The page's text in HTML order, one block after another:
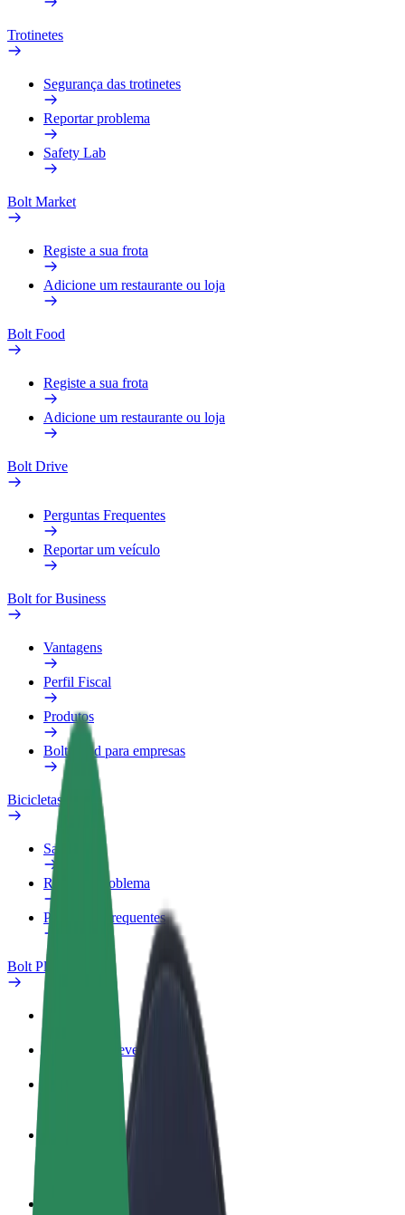
Trotinetes
Segurança das trotinetes
Reportar problema
Safety Lab
Bolt Market
Registe a sua frota
Adicione um restaurante ou loja
Bolt Food
Registe a sua frota
Adicione um restaurante ou loja
Bolt Drive
Perguntas Frequentes
Reportar um veículo
Bolt for Business
Vantagens
Perfil Fiscal
Produtos
Bolt Food para empresas
Bicicletas
Safety Lab
Reportar problema
Perguntas Frequentes
Bolt Plus
Como subscrever
Torne-se motorista
Ganhe dinheiro quando quiser